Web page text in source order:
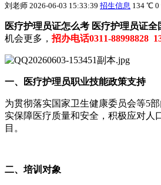
刘老师 2026-06-03 15:33:39 招生信息 134 ℃ 0
医疗护理员证怎么考 医疗护理员证全
机会更多， 招办电话0311-88998828
一、医疗护理员职业技能政策支持
为贯彻落实国家卫生健康委员会等5
实保障医疗质量和安全，积极应对人
目。
二、培训对象